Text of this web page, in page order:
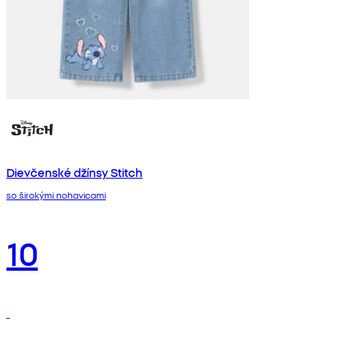
Dievčenské džínsy Stitch
so širokými nohavicami
10